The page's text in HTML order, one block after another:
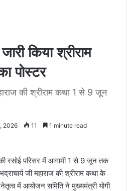
किया श्रीराम
पोस्टर
की श्रीराम कथा 1 से 9 जून
2026 11 1 minute read
रसोई परिसर में आगामी 1 से 9 जून तक
जी महाराज की श्रीराम कथा के
में आयोजन समिति ने मुख्यमंत्री योगी